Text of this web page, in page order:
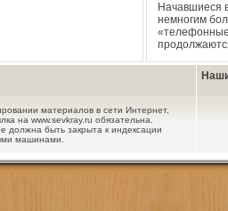
Начавшиеся
немногим
материалов в сети Интернет,
на www.sevkray.ru обязательна.
должна быть закрыта к индексации
машинами.